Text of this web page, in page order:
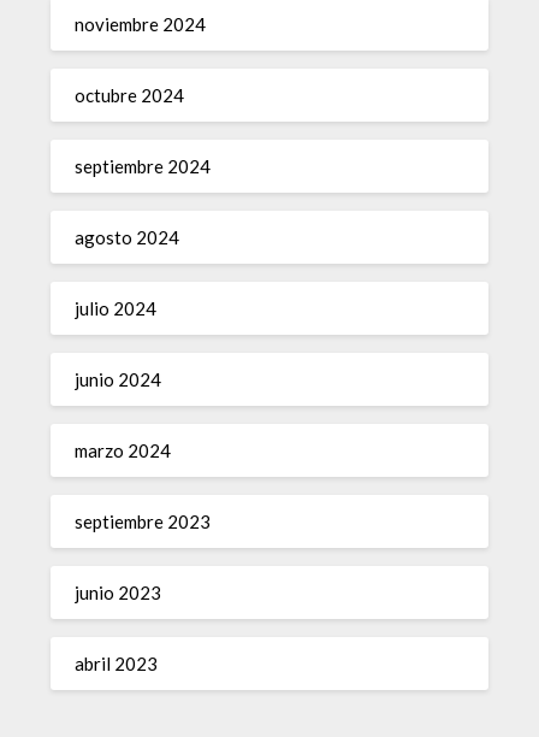
noviembre 2024
octubre 2024
septiembre 2024
agosto 2024
julio 2024
junio 2024
marzo 2024
septiembre 2023
junio 2023
abril 2023